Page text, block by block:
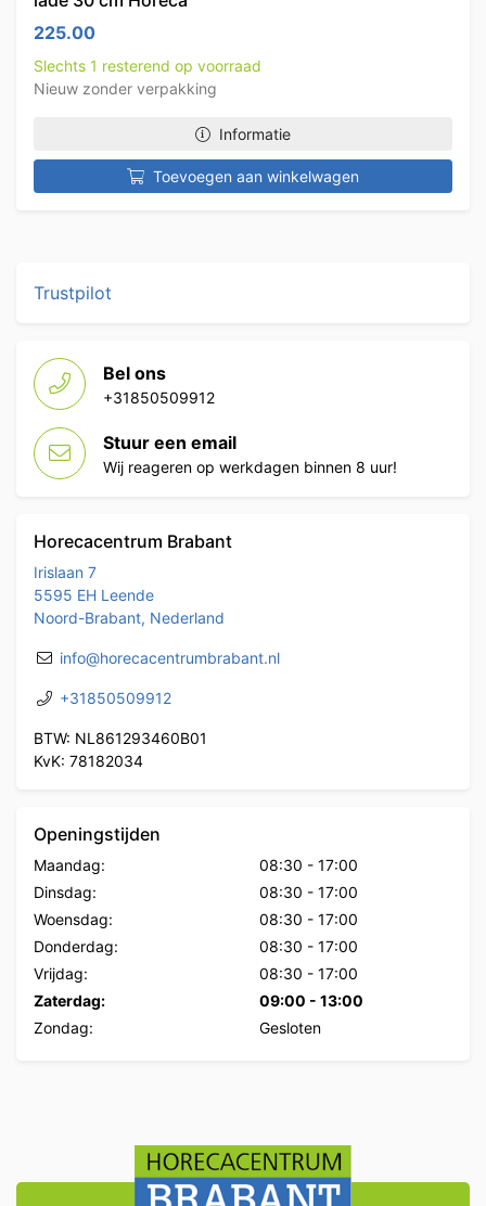
225.00
Slechts 1 resterend op voorraad
Nieuw zonder verpakking
Informatie
Toevoegen aan winkelwagen
Trustpilot
Bel ons
+31850509912
Stuur een email
Wij reageren op werkdagen binnen 8 uur!
Horecacentrum Brabant
Irislaan 7
5595 EH Leende
Noord-Brabant, Nederland
info@horecacentrumbrabant.nl
+31850509912
BTW: NL861293460B01
KvK: 78182034
Openingstijden
Maandag: 08:30 - 17:00
Dinsdag:
08:30 - 17:00
Woensdag:
08:30 - 17:00
Donderdag:
08:30 - 17:00
Vrijdag:
08:30 - 17:00
Zaterdag:
09:00 - 13:00
Zondag:
Gesloten